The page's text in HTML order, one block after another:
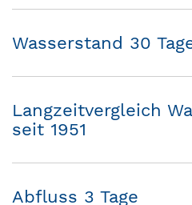
Wasserstand 30
Langzeitvergleich
seit 1951
Abfluss 3 Tage